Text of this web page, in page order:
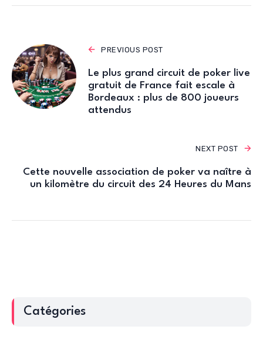
PREVIOUS POST
Le plus grand circuit de poker live
gratuit de France fait escale à
Bordeaux : plus de 800 joueurs
attendus
NEXT POST
Cette nouvelle association de poker va naître à
un kilomètre du circuit des 24 Heures du Mans
Catégories